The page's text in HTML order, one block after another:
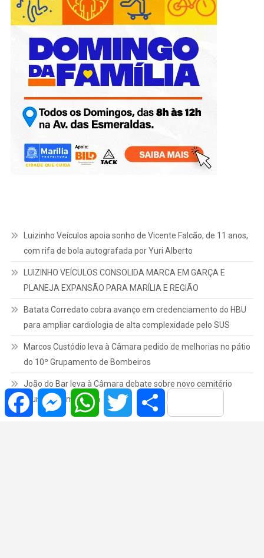
Luizinho Veículos apoia sonho de Vicente Falcão, de 11 anos,
com rifa de bola autografada por Yuri Alberto
LUIZINHO VEÍCULOS CONSOLIDA MARCA EM GARÇA E
PLANEJA EXPANSÃO PARA MARÍLIA E REGIÃO
Batata Corredato cobra avanço em credenciamento do HBU
para ampliar cardiologia de alta complexidade pelo SUS
Marcos Custódio leva à Câmara pedido de melhorias no pátio
do 10º Grupamento de Bombeiros
João do Bar leva à Câmara debate sobre novo cemitério
municipal em Marília
Facebook MessengerWhatsAppTwitter Share